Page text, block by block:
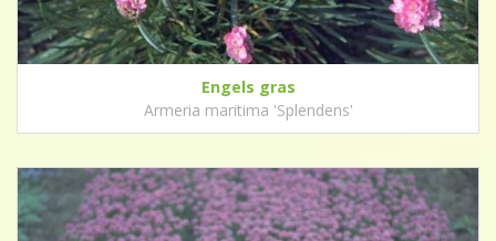
Engels gras
Armeria maritima 'Splendens'